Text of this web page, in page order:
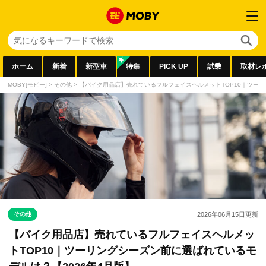
ホーム 新着 新型車 特集 PICK UP 試乗 取材レ
MOBY[モビー] > その他 > 【バイク用品店】売れているフルフェイスヘルメットTOP10｜ツー
その他 2026年06月15日更新
【バイク用品店】売れているフルフェイスヘルメッ
トTOP10｜ツーリングシーズン前に選ばれているモ